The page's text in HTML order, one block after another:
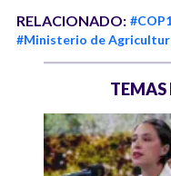
RELACIONADO:
#Ministerio de
TEMAS